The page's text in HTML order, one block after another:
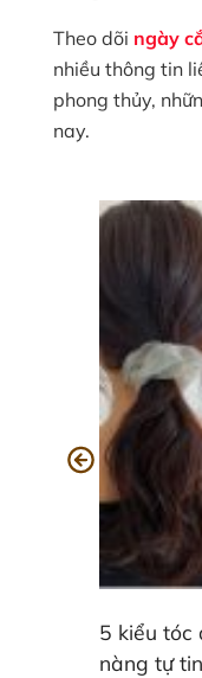
Theo dõi ngày
nhiều thông tin
phong thủy,
nay.
5 kiểu tóc
nàng tự